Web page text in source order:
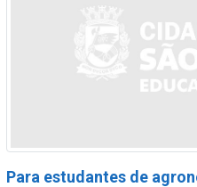
Para estudantes de